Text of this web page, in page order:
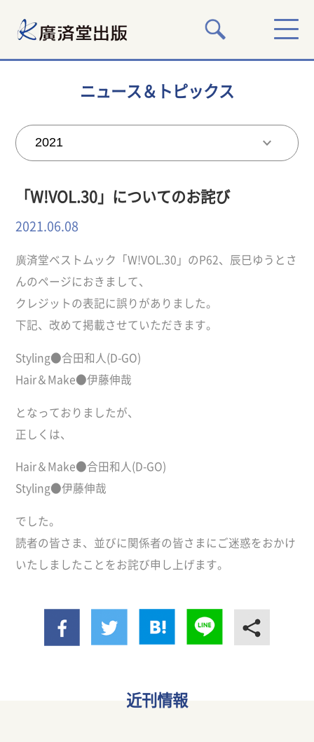
近刊情報
ニュース＆トピックス
「W!VOL.30」についてのお詫び
2021.06.08
廣済堂ベストムック「W!VOL.30」のP62、辰巳ゆうとさ
んのページにおきまして、
クレジットの表記に誤りがありました。
下記、改めて掲載させていただきます。
Styling●合田和人(D-GO)
Hair＆Make●伊藤伸哉
となっておりましたが、
正しくは、
Hair＆Make●合田和人(D-GO)
Styling●伊藤伸哉
でした。
読者の皆さま、並びに関係者の皆さまにご迷惑をおかけ
いたしましたことをお詫び申し上げます。